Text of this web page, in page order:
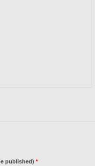
published)*